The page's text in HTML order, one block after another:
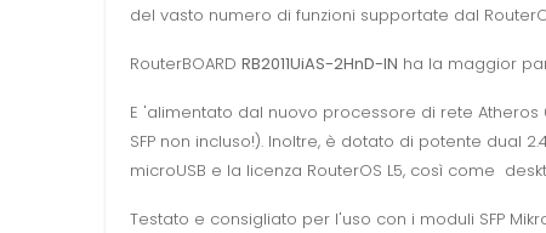
del vasto numero di funzioni supportate dal
RouterBOARD RB2011UiAS-2HnD-IN ha la maggior
E 'alimentato dal nuovo processore di rete Atheros
SFP non incluso!). Inoltre, è dotato di potente dual
microUSB e la licenza RouterOS L5, così come
Testato e consigliato per l'uso con i moduli SFP